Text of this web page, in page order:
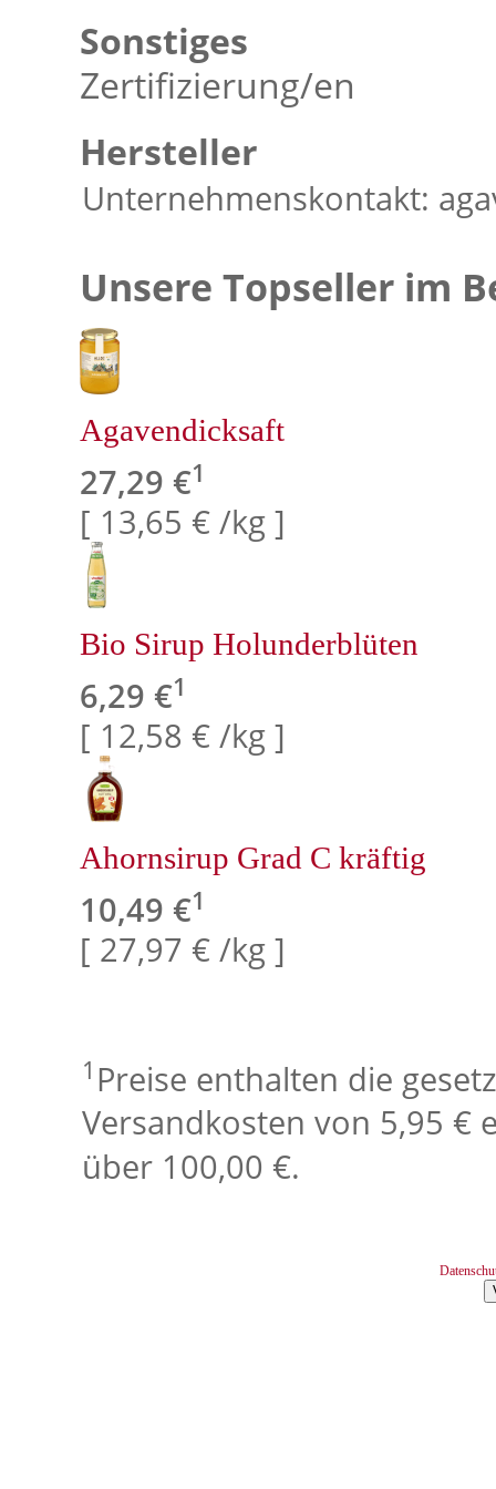
Sonstiges
Zertifizierung/en
Hersteller
Unternehmenskontakt:
Unsere Topseller im
Agavendicksaft
27,29 €1
[ 13,65 € /kg ]
Bio Sirup Holunderblüten
6,29 €1
[ 12,58 € /kg ]
Ahornsirup Grad C kräftig
10,49 €1
[ 27,97 € /kg ]
1 Preise enthalten die
Versandkosten von 5,95 €
über 100,00 €.